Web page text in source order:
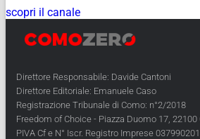
scopri il canale
Direttore Responsabile: Davide Cantoni
Direttore Editoriale: Emanuele Caso
Registrazione Tribunale di Como: n°2/2018
Freedom of Choice - Piazza Duomo 17, 22100
PIVA Cf e N° Iscr. Registro Imprese